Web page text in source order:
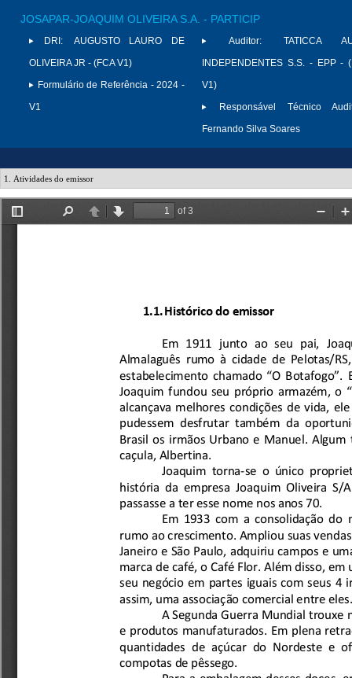
JOSAPAR-JOAQUIM OLIVEIRA S.A. - PARTICIP
DRI:
AUGUSTO LAURO DE
OLIVEIRA JR - (FCA V1)
Formulário de Referência - 2024 -
V1
Auditor:
TATICCA
INDEPENDENTES S.S. - EPP -
V1)
Responsável Técnico
Fernando Silva Soares